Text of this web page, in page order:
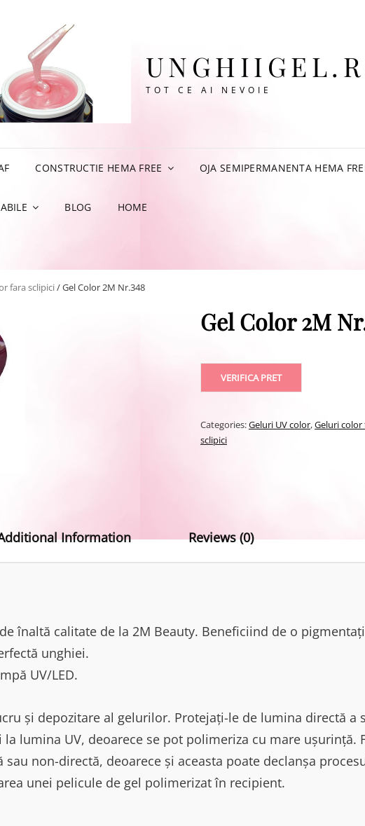
TOT CE AI NEVOIE
CONSTRUCTIE HEMA FREE OJA SEMIPERMANENTA HEMA
BLOG HOME
fara sclipici/ Gel Color 2M Nr.348
Gel Color 2M
VERIFICA PRET
Categories:Geluri UV color,Geluri color
sclipici
Information Reviews (0)
înaltă calitate de la 2M Beauty. Beneficiind de o
unghiei.
UV/LED.
și depozitare al gelurilor. Protejați-le de lumina directă a
lumina UV, deoarece se pot polimeriza cu mare ușurință.
non-directă, deoarece și aceasta poate declanșa
unei pelicule de gel polimerizat în recipient.